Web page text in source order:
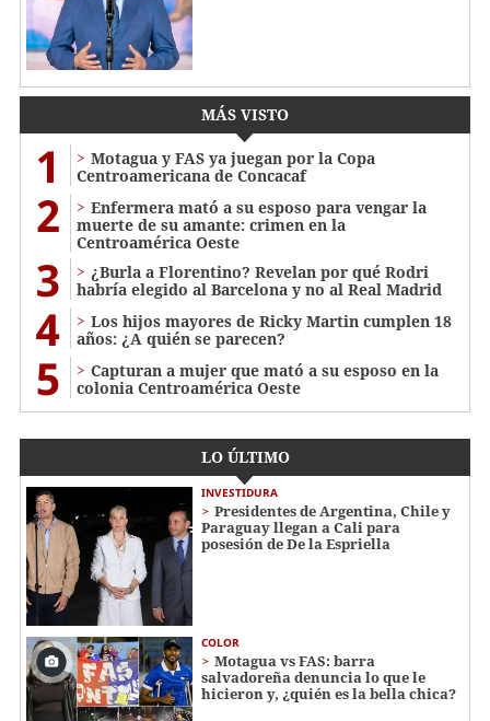
MÁS VISTO
1
Motagua y FAS ya juegan por la Copa
Centroamericana de Concacaf
2
Enfermera mató a su esposo para vengar la
muerte de su amante: crimen en la
Centroamérica Oeste
3
¿Burla a Florentino? Revelan por qué Rodri
habría elegido al Barcelona y no al Real Madrid
4
Los hijos mayores de Ricky Martin cumplen 18
años: ¿A quién se parecen?
5
Capturan a mujer que mató a su esposo en la
colonia Centroamérica Oeste
LO ÚLTIMO
INVESTIDURA
Presidentes de Argentina, Chile y
Paraguay llegan a Cali para
posesión de De la Espriella
COLOR
Motagua vs FAS: barra
salvadoreña denuncia lo que le
hicieron y, ¿quién es la bella chica?